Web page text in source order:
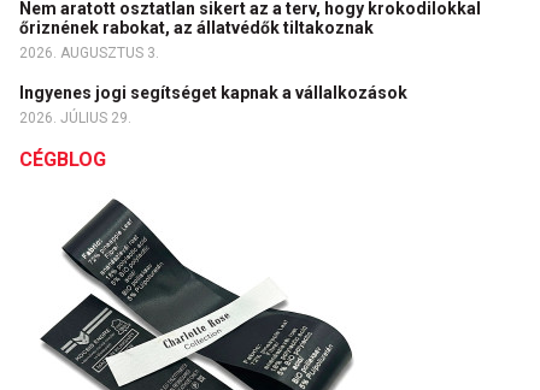
Nem aratott osztatlan sikert az a terv, hogy krokodilokkal
őriznének rabokat, az állatvédők tiltakoznak
2026. AUGUSZTUS 3.
Ingyenes jogi segítséget kapnak a vállalkozások
2026. JÚLIUS 29.
CÉGBLOG